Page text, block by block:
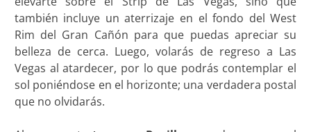
también incluye un aterrizaje en el fondo del West
Rim del Gran Cañón para que puedas apreciar su
belleza de cerca. Luego, volarás de regreso a Las
Vegas al atardecer, por lo que podrás contemplar el
sol poniéndose en el horizonte; una verdadera postal
que no olvidarás.